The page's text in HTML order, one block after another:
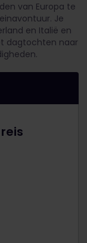
van Europa te
Je
en Italië en
dagtochten naar